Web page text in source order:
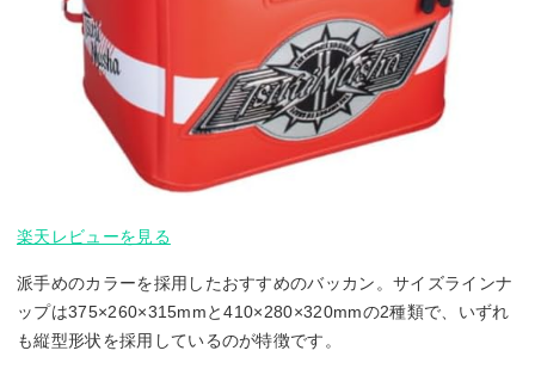
楽天レビューを見る
派手めのカラーを採用したおすすめのバッカン。サイズラインナ
ップは375×260×315mmと410×280×320mmの2種類で、いずれ
も縦型形状を採用しているのが特徴です。